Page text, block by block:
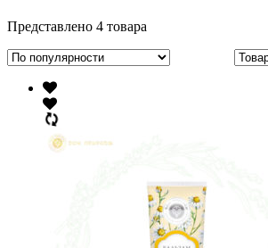
Представлено 4 товара